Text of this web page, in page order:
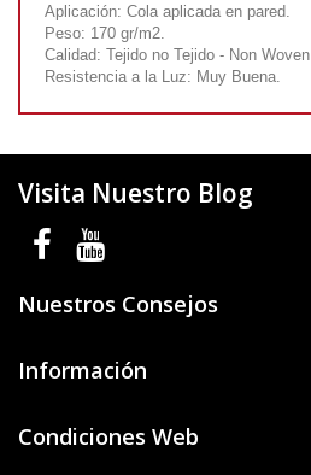
Aplicación: Cola aplicada en pared.
Peso: 170 gr/m2.
Calidad: Tejido no Tejido - Non Woven.
Resistencia a la Luz: Muy Buena.
Visita Nuestro Blog
Nuestros Consejos
Información
Condiciones Web